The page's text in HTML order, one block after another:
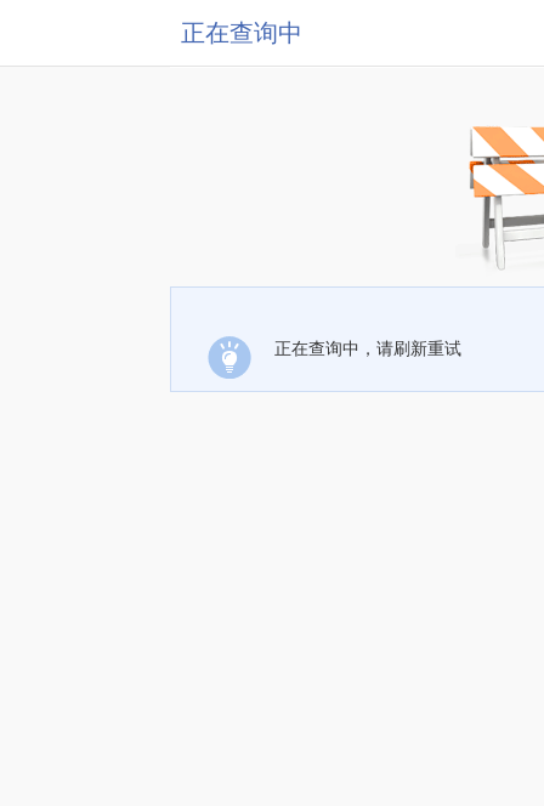
正在查询中
正在查询中，请刷新重试